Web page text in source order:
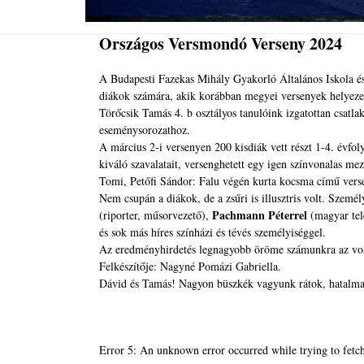
Országos Versmondó Verseny 2024
A Budapesti Fazekas Mihály Gyakorló Általános
diákok számára, akik korábban megyei versenyek
Törőcsik Tamás 4. b osztályos tanulóink izgatottan
eseménysorozathoz.
A március 2-i versenyen 200 kisdiák vett részt 1-4.
kiváló szavalatait, versenghetett egy igen színvonalas
Tomi, Petőfi Sándor: Falu végén kurta kocsma című
Nem csupán a diákok, de a zsűri is illusztris volt.
(riporter, műsorvezető), Pachmann Péterrel (magyar
és sok más híres színházi és tévés személyiséggel.
Az eredményhirdetés legnagyobb öröme számunkra az
Felkészítője: Nagyné Pomázi Gabriella.
Dávid és Tamás! Nagyon büszkék vagyunk rátok,
Error 5: An unknown error occurred while trying to